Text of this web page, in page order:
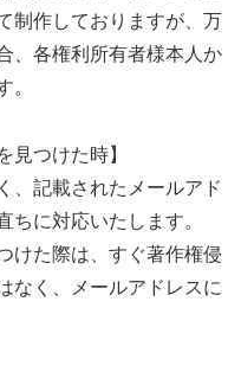
制作しておりますが、万
、各権利所有者様本人か
。
見つけた時】
、記載されたメールアド
ちに対応いたします。
けた際は、すぐ著作権侵
なく、メールアドレスに